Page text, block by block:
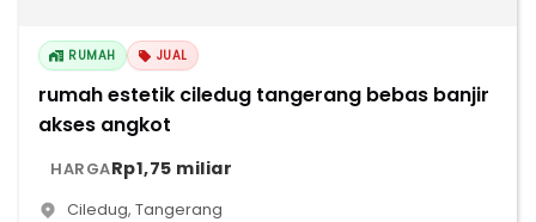
RUMAH JUAL
rumah estetik ciledug tangerang bebas banjir
akses angkot
HARGARp1,75 miliar
Ciledug, Tangerang